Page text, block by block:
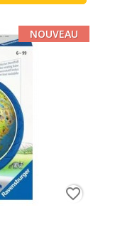
NOUVEAU
favorite_border